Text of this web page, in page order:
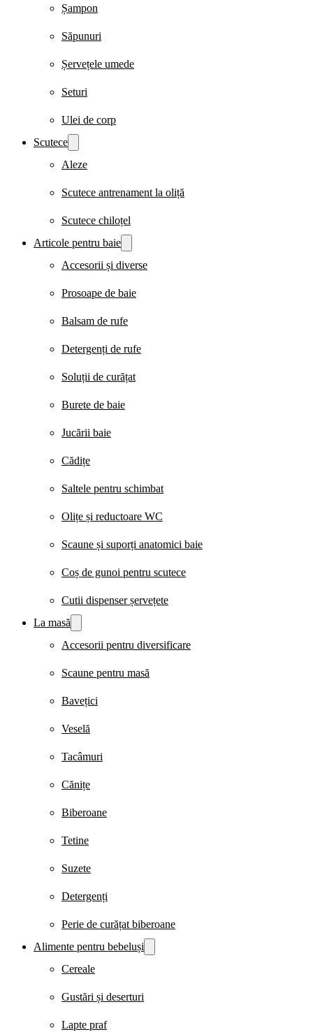
Șampon
Săpunuri
Șervețele umede
Seturi
Ulei de corp
Scutece
Aleze
Scutece antrenament la oliță
Scutece chiloțel
Articole pentru baie
Accesorii și diverse
Prosoape de baie
Balsam de rufe
Detergenți de rufe
Soluții de curățat
Burete de baie
Jucării baie
Cădițe
Saltele pentru schimbat
Olițe și reductoare WC
Scaune și suporți anatomici baie
Coș de gunoi pentru scutece
Cutii dispenser șervețete
La masă
Accesorii pentru diversificare
Scaune pentru masă
Bavețici
Veselă
Tacâmuri
Cănițe
Biberoane
Tetine
Suzete
Detergenți
Perie de curățat biberoane
Alimente pentru bebeluși
Cereale
Gustări și deserturi
Lapte praf